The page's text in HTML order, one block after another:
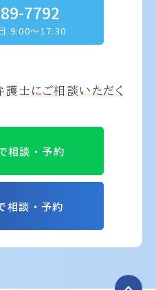
7792
9:00～17:30
護士にご相談いただく
相談・予約
相談・予約